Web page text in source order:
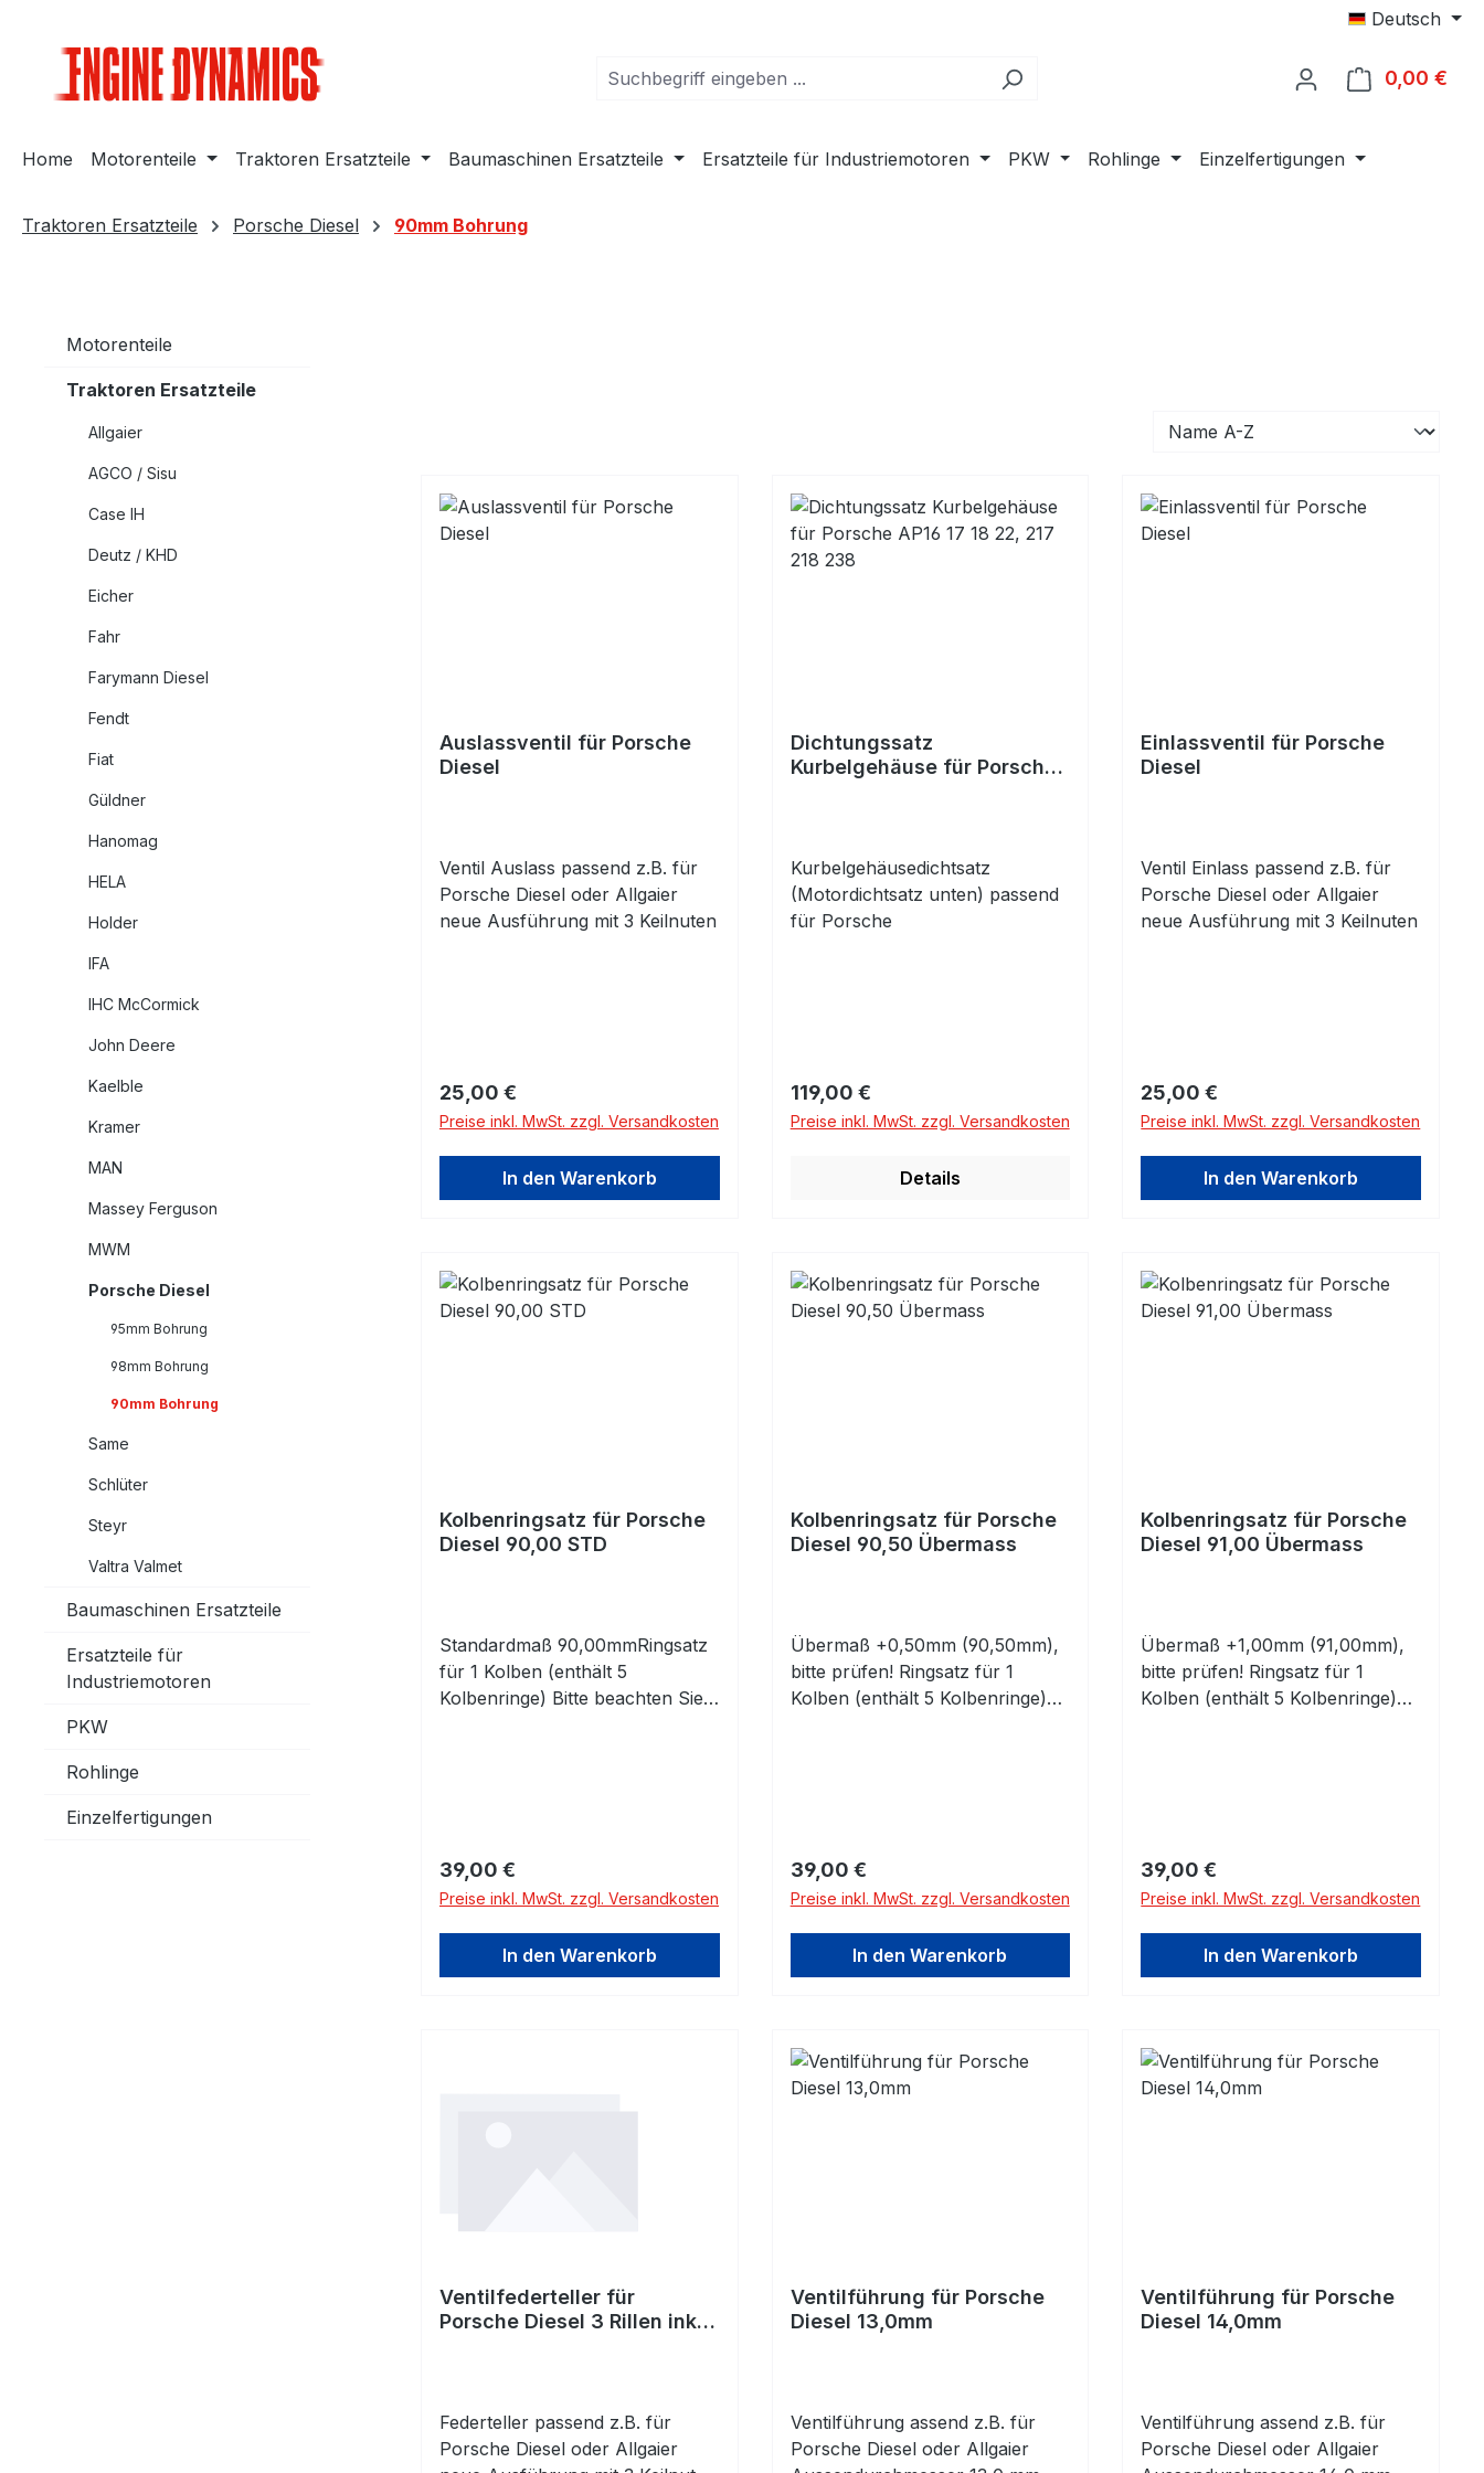
Deutsch
0,00 €
Home Motorenteile Traktoren Ersatzteile Baumaschinen Ersatzteile Ersatzteile für Industriemotoren PKW Rohlinge Einzelfertigungen
Traktoren Ersatzteile Porsche Diesel 90mm Bohrung
Motorenteile
Traktoren Ersatzteile
Allgaier
AGCO / Sisu
Case IH
Deutz / KHD
Eicher
Fahr
Farymann Diesel
Fendt
Fiat
Güldner
Hanomag
HELA
Holder
IFA
IHC McCormick
John Deere
Kaelble
Kramer
MAN
Massey Ferguson
MWM
Porsche Diesel
95mm Bohrung
98mm Bohrung
90mm Bohrung
Same
Schlüter
Steyr
Valtra Valmet
Baumaschinen Ersatzteile
Ersatzteile für
Industriemotoren
PKW
Rohlinge
Einzelfertigungen
Auslassventil für Porsche
Diesel
Ventil Auslass passend z.B. für
Porsche Diesel oder Allgaier
neue Ausführung mit 3 Keilnuten
Regulärer Preis:
25,00 €
Preise inkl. MwSt. zzgl. Versandkosten
In den Warenkorb
Dichtungssatz
Kurbelgehäuse für Porsche
Kurbelgehäusedichtsatz
(Motordichtsatz unten) passend
für Porsche
Regulärer Preis:
119,00 €
Preise inkl. MwSt. zzgl. Versandkosten
Details
Einlassventil für Porsche
Diesel
Ventil Einlass passend z.B. für
Porsche Diesel oder Allgaier
neue Ausführung mit 3 Keilnuten
Regulärer Preis:
25,00 €
Preise inkl. MwSt. zzgl. Versandkosten
In den Warenkorb
Kolbenringsatz für Porsche
Diesel 90,00 STD
Standardmaß 90,00mmRingsatz
für 1 Kolben (enthält 5
Kolbenringe) Bitte beachten Sie
Regulärer Preis:
39,00 €
Preise inkl. MwSt. zzgl. Versandkosten
In den Warenkorb
Kolbenringsatz für Porsche
Diesel 90,50 Übermass
Übermaß +0,50mm (90,50mm),
bitte prüfen! Ringsatz für 1
Kolben (enthält 5 Kolbenringe)
Regulärer Preis:
39,00 €
Preise inkl. MwSt. zzgl. Versandkosten
In den Warenkorb
Kolbenringsatz für Porsche
Diesel 91,00 Übermass
Übermaß +1,00mm (91,00mm),
bitte prüfen! Ringsatz für 1
Kolben (enthält 5 Kolbenringe)
Regulärer Preis:
39,00 €
Preise inkl. MwSt. zzgl. Versandkosten
In den Warenkorb
Ventilfederteller für
Porsche Diesel 3 Rillen inkl.
Federteller passend z.B. für
Porsche Diesel oder Allgaier
Ventilführung für Porsche
Diesel 13,0mm
Ventilführung assend z.B. für
Porsche Diesel oder Allgaier
Ventilführung für Porsche
Diesel 14,0mm
Ventilführung assend z.B. für
Porsche Diesel oder Allgaier